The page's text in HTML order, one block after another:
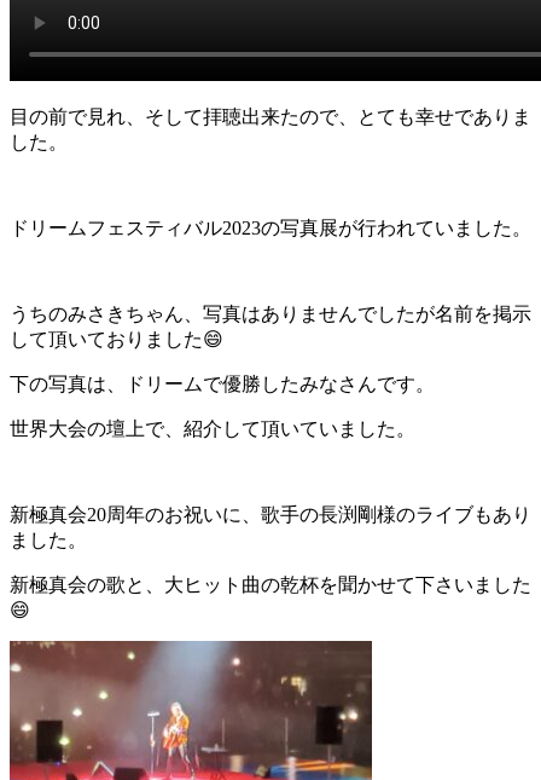
目の前で見れ、そして拝聴出来たので、とても幸せでありま
した。
ドリームフェスティバル2023の写真展が行われていました。
うちのみさきちゃん、写真はありませんでしたが名前を掲示
して頂いておりました😄
下の写真は、ドリームで優勝したみなさんです。
世界大会の壇上で、紹介して頂いていました。
新極真会20周年のお祝いに、歌手の長渕剛様のライブもあり
ました。
新極真会の歌と、大ヒット曲の乾杯を聞かせて下さいました
😄